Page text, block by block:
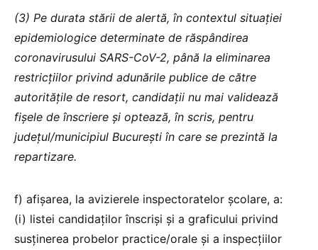
(3) Pe durata stării de alertă, în contextul situației
epidemiologice determinate de răspândirea
coronavirusului SARS-CoV-2, până la eliminarea
restricțiilor privind adunările publice de către
autorităţile de resort, candidaţii nu mai validează
fişele de înscriere şi optează, în scris, pentru
judeţul/municipiul Bucureşti în care se prezintă la
repartizare.
f) afișarea, la avizierele inspectoratelor şcolare, a:
(i) listei candidaților înscriși și a graficului privind
susținerea probelor practice/orale și a inspecțiilor